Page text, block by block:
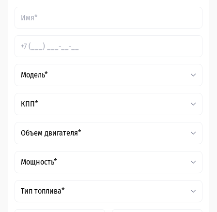
Модель*
КПП*
Объем двигателя*
Мощность*
Тип топлива*